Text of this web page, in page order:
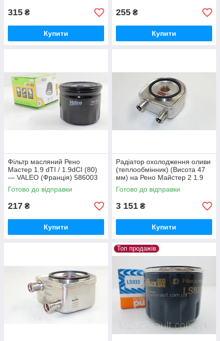
315 ₴
Купити
255 ₴
Купити
Фільтр масляний Рено
Мастер 1.9 dTI / 1.9dCI (80)
— VALEO (Франція) 586003
Готово до відправки
217 ₴
Купити
Радіатор охолодження оливи
(теплообмінник) (Висота 47
мм) на Рено Майстер 2 1.9
dCi 3RG (Іспанія) 80442
Готово до відправки
3 151 ₴
Купити
Топ продажів